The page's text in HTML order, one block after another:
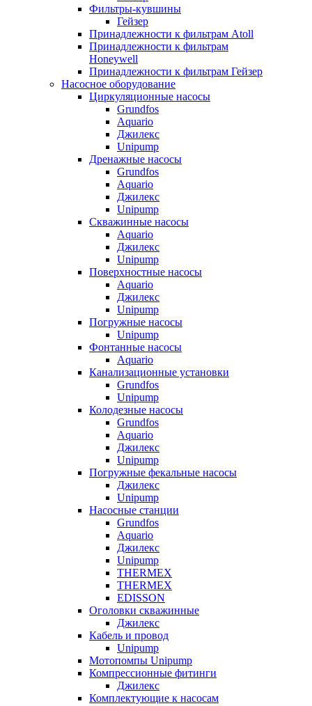
Фильтры-кувшины
Гейзер
Принадлежности к фильтрам Atoll
Принадлежности к фильтрам
Honeywell
Принадлежности к фильтрам Гейзер
Насосное оборудование
Циркуляционные насосы
Grundfos
Aquario
Джилекс
Unipump
Дренажные насосы
Grundfos
Aquario
Джилекс
Unipump
Скважинные насосы
Aquario
Джилекс
Unipump
Поверхностные насосы
Aquario
Джилекс
Unipump
Погружные насосы
Unipump
Фонтанные насосы
Aquario
Канализационные установки
Grundfos
Unipump
Колодезные насосы
Grundfos
Aquario
Джилекс
Unipump
Погружные фекальные насосы
Джилекс
Unipump
Насосные станции
Grundfos
Aquario
Джилекс
Unipump
THERMEX
THERMEX
EDISSON
Оголовки скважинные
Джилекс
Кабель и провод
Unipump
Мотопомпы Unipump
Компрессионные фитинги
Джилекс
Комплектующие к насосам